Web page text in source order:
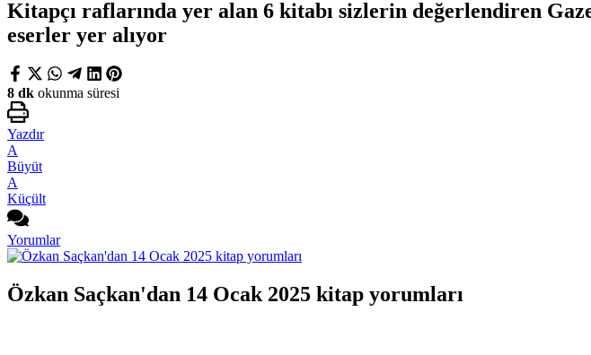
Kitapçı raflarında yer alan 6 kitabı sizlerin değerlendiren
eserler yer alıyor
8 dk okunma süresi
Yazdır
A
Büyüt
A
Küçült
Yorumlar
Özkan Saçkan'dan 14 Ocak 2025 kitap yorumları